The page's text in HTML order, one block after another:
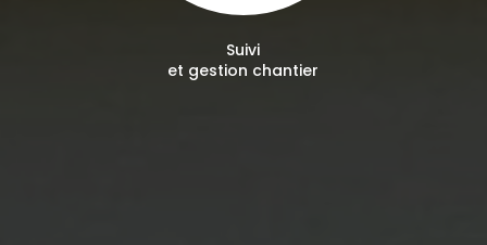
Suivi
et gestion chantier